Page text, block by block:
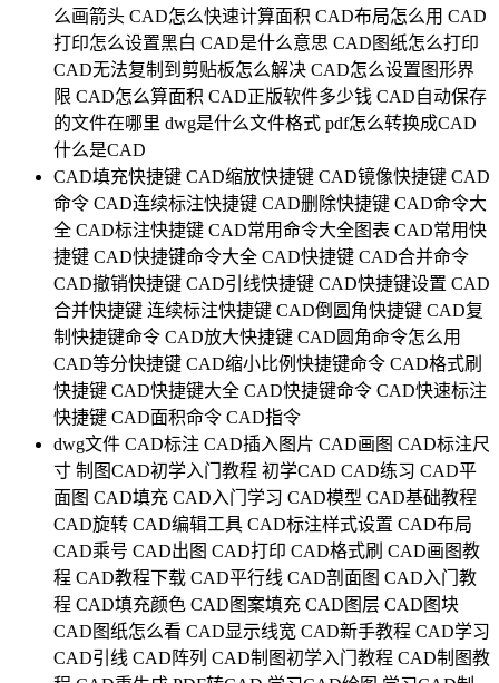
么画箭头 CAD怎么快速计算面积 CAD布局怎么用 CAD
打印怎么设置黑白 CAD是什么意思 CAD图纸怎么打印
CAD无法复制到剪贴板怎么解决 CAD怎么设置图形界
限 CAD怎么算面积 CAD正版软件多少钱 CAD自动保存
的文件在哪里 dwg是什么文件格式 pdf怎么转换成CAD
什么是CAD
CAD填充快捷键 CAD缩放快捷键 CAD镜像快捷键 CAD
命令 CAD连续标注快捷键 CAD删除快捷键 CAD命令大
全 CAD标注快捷键 CAD常用命令大全图表 CAD常用快
捷键 CAD快捷键命令大全 CAD快捷键 CAD合并命令
CAD撤销快捷键 CAD引线快捷键 CAD快捷键设置 CAD
合并快捷键 连续标注快捷键 CAD倒圆角快捷键 CAD复
制快捷键命令 CAD放大快捷键 CAD圆角命令怎么用
CAD等分快捷键 CAD缩小比例快捷键命令 CAD格式刷
快捷键 CAD快捷键大全 CAD快捷键命令 CAD快速标注
快捷键 CAD面积命令 CAD指令
dwg文件 CAD标注 CAD插入图片 CAD画图 CAD标注尺
寸 制图CAD初学入门教程 初学CAD CAD练习 CAD平
面图 CAD填充 CAD入门学习 CAD模型 CAD基础教程
CAD旋转 CAD编辑工具 CAD标注样式设置 CAD布局
CAD乘号 CAD出图 CAD打印 CAD格式刷 CAD画图教
程 CAD教程下载 CAD平行线 CAD剖面图 CAD入门教
程 CAD填充颜色 CAD图案填充 CAD图层 CAD图块
CAD图纸怎么看 CAD显示线宽 CAD新手教程 CAD学习
CAD引线 CAD阵列 CAD制图初学入门教程 CAD制图教